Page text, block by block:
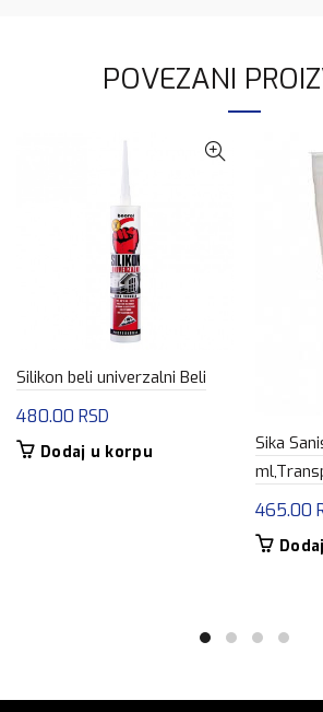
POVEZANI
Silikon beli univerzalni Beli
480.00 RSD
Dodaj u korpu
Sika
465.00